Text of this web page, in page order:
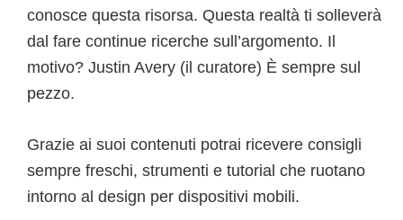
conosce questa risorsa. Questa realtà ti solleverà
dal fare continue ricerche sull’argomento. Il
motivo? Justin Avery (il curatore) È sempre sul
pezzo.
Grazie ai suoi contenuti potrai ricevere consigli
sempre freschi, strumenti e tutorial che ruotano
intorno al design per dispositivi mobili.